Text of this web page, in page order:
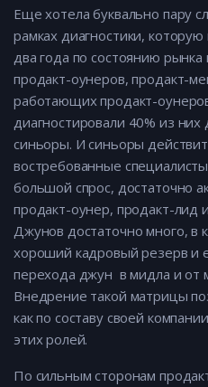
Еще хотела буквально пару
рамках диагностики,
два года по состоянию
продакт-оунеров, продакт-
работающих продакт-
диагностировали 40% из
синьоры. И синьоры
востребованные
большой спрос, достаточно
продакт-оунер, продакт-лид
Джунов достаточно много, в
хороший кадровый резерв и
перехода джун в мидла и от
Внедрение такой матрицы
как по составу своей
этих ролей.
По сильным сторонам